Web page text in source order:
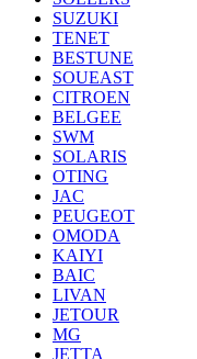
SUZUKI
TENET
BESTUNE
SOUEAST
CITROEN
BELGEE
SWM
SOLARIS
OTING
JAC
PEUGEOT
OMODA
KAIYI
BAIC
LIVAN
JETOUR
MG
JETTA